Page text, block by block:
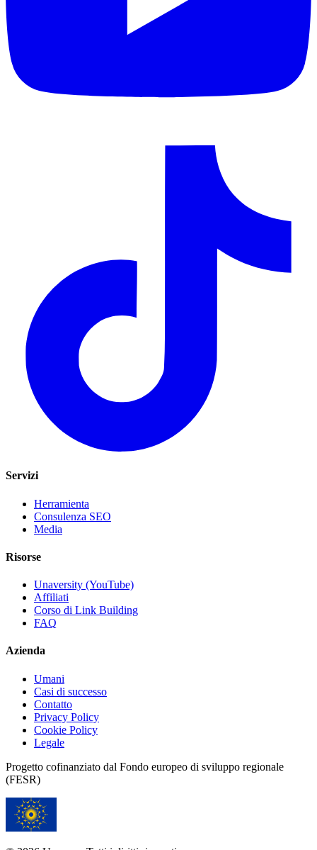
Servizi
Herramienta
Consulenza SEO
Media
Risorse
Unaversity (YouTube)
Affiliati
Corso di Link Building
FAQ
Azienda
Umani
Casi di successo
Contatto
Privacy Policy
Cookie Policy
Legale
Progetto cofinanziato dal Fondo europeo di sviluppo regionale
(FESR)